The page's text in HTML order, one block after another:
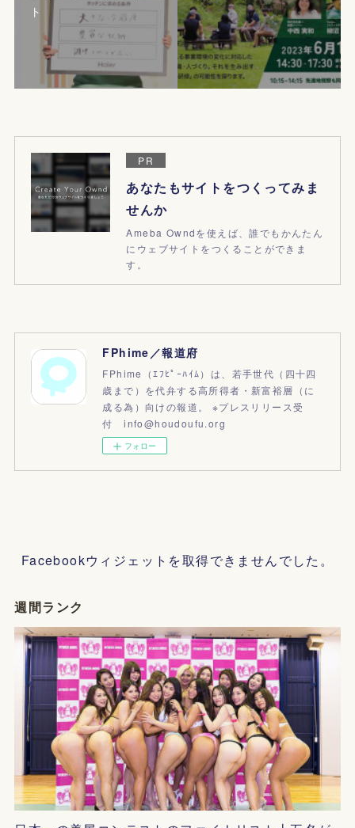
ト
PR
あなたもサイトをつくってみま
せんか
Ameba Owndを使えば、誰でもかんたん
にウェブサイトをつくることができま
す。
FPhime／報道府
FPhime（ｴﾌﾋﾟｰﾊｲﾑ）は、若手世代（四十四
歳まで）を代弁する高所得者・新富裕層（に
成る為）向けの報道。 ※プレスリリース受
付 info@houdoufu.org
フォロー
Facebookウィジェットを取得できませんでした。
週間ランク